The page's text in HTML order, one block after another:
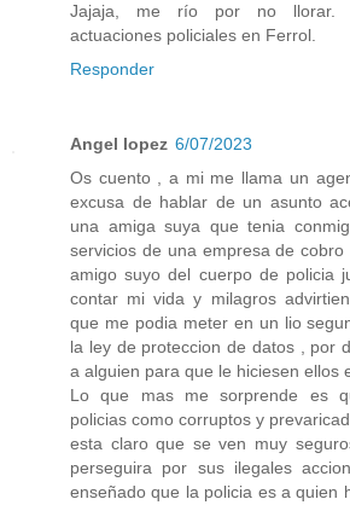
Jajaja, me río por no llorar.
actuaciones policiales en Ferrol.
Responder
Angel lopez 6/07/2023
Os cuento , a mi me llama un
excusa de hablar de un asunto
una amiga suya que tenia
servicios de una empresa de
amigo suyo del cuerpo de policia
contar mi vida y milagros
que me podia meter en un lio
la ley de proteccion de datos , por
a alguien para que le hiciesen ellos
Lo que mas me sorprende es
policias como corruptos y
esta claro que se ven muy
perseguira por sus ilegales
enseñado que la policia es a quien